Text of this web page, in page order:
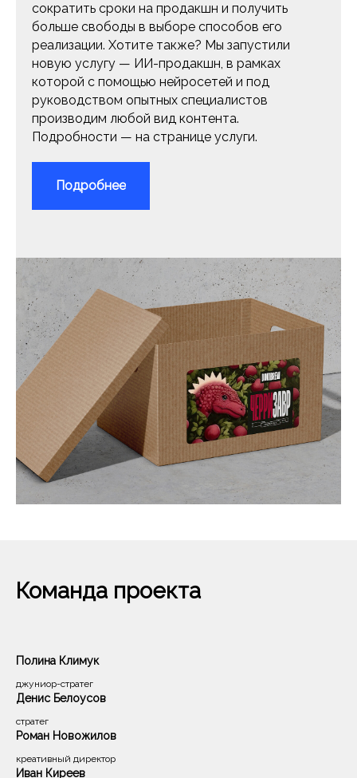
сократить сроки на продакшн и получить
больше свободы в выборе способов его
реализации. Хотите также? Мы запустили
новую услугу — ИИ-продакшн, в рамках
которой с помощью нейросетей и под
руководством опытных специалистов
производим любой вид контента.
Подробности — на странице услуги.
Подробнее
Команда проекта
Полина Климук
джуниор-стратег
Денис Белоусов
стратег
Роман Новожилов
креативный директор
Иван Киреев
8 800 201-50-
privetvam@dvaslova.com
Барнаул